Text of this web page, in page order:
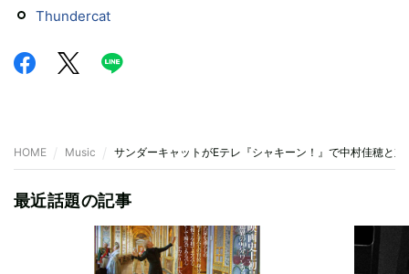
Thundercat
HOME Music サンダーキャットがEテレ『シャキーン！』で中村佳穂と対
最近話題の記事